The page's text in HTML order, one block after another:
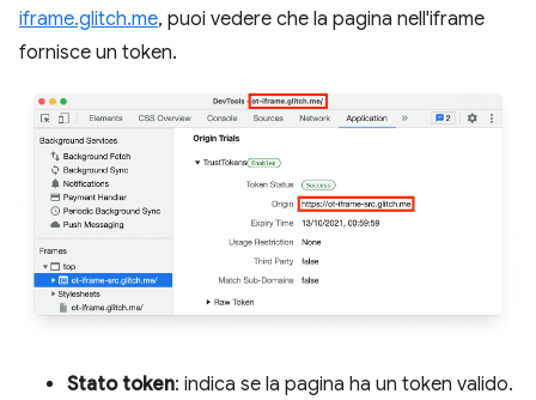
iframe.glitch.me, puoi vedere che la pagina nell'iframe
fornisce un token.
Stato token: indica se la pagina ha un token valido.